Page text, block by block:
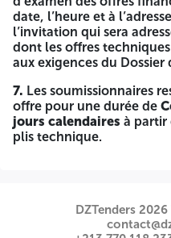
BUREAU D’ORDRE
LAGHOUAT
DAO N°07/HRM/EGA/INV/
« Fourniture des plaques
systèmes de comptage de
Au plus tardQuarante-neuf
date de la parution de l’avis
validité de la garantie de
de validité des offres, soit
date, l’heure et à
l’invitation qui sera
dont les offres
aux exigences du Dossier
7. Les soumissionnaires
offre pour une durée de
jours calendaires à partir
plis technique.
DZTenders